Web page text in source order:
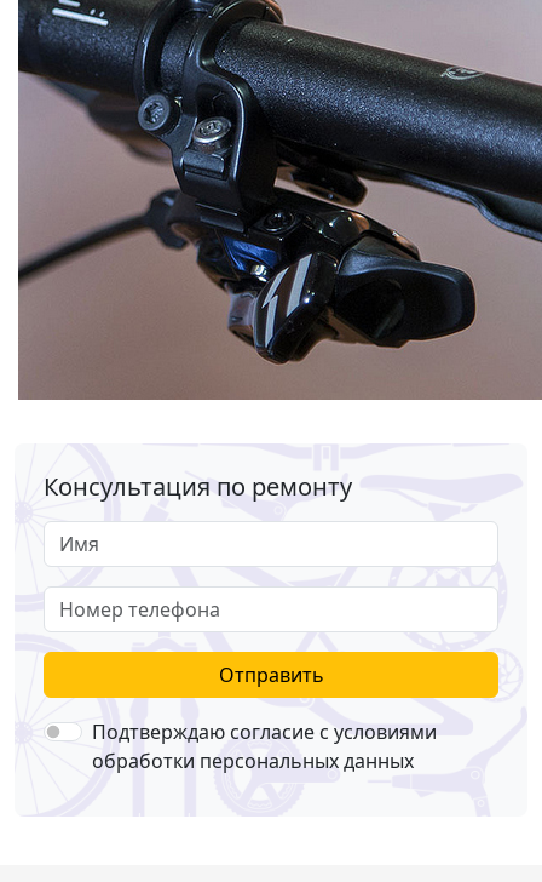
Консультация по ремонту
Имя
Номер телефона
Отправить
Подтверждаю согласие с условиями
обработки персональных данных